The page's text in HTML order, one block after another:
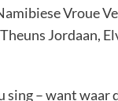
Vroue
Jordaan,
– want waar